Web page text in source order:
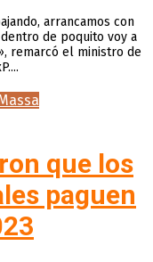
arrancamos con
de poquito voy a
remarcó el ministro de
que los
paguen